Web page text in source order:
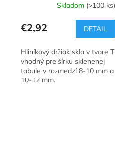
Skladom (>100 ks)
€2,92 DETAIL
Hliníkový držiak skla v tvare T
vhodný pre šírku sklenenej
tabule v rozmedzí 8-10 mm a
10-12 mm.